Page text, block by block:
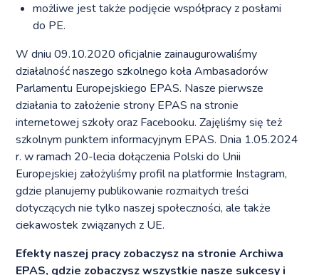
możliwe jest także podjęcie współpracy z posłami
do PE.
W dniu 09.10.2020 oficjalnie zainaugurowaliśmy
działalność naszego szkolnego koła Ambasadorów
Parlamentu Europejskiego EPAS. Nasze pierwsze
działania to założenie strony EPAS na stronie
internetowej szkoły oraz Facebooku. Zajęliśmy się też
szkolnym punktem informacyjnym EPAS. Dnia 1.05.2024
r. w ramach 20-lecia dołączenia Polski do Unii
Europejskiej założyliśmy profil na platformie Instagram,
gdzie planujemy publikowanie rozmaitych treści
dotyczących nie tylko naszej społeczności, ale także
ciekawostek związanych z UE.
Efekty naszej pracy zobaczysz na stronie Archiwa
EPAS, gdzie zobaczysz wszystkie nasze sukcesy i